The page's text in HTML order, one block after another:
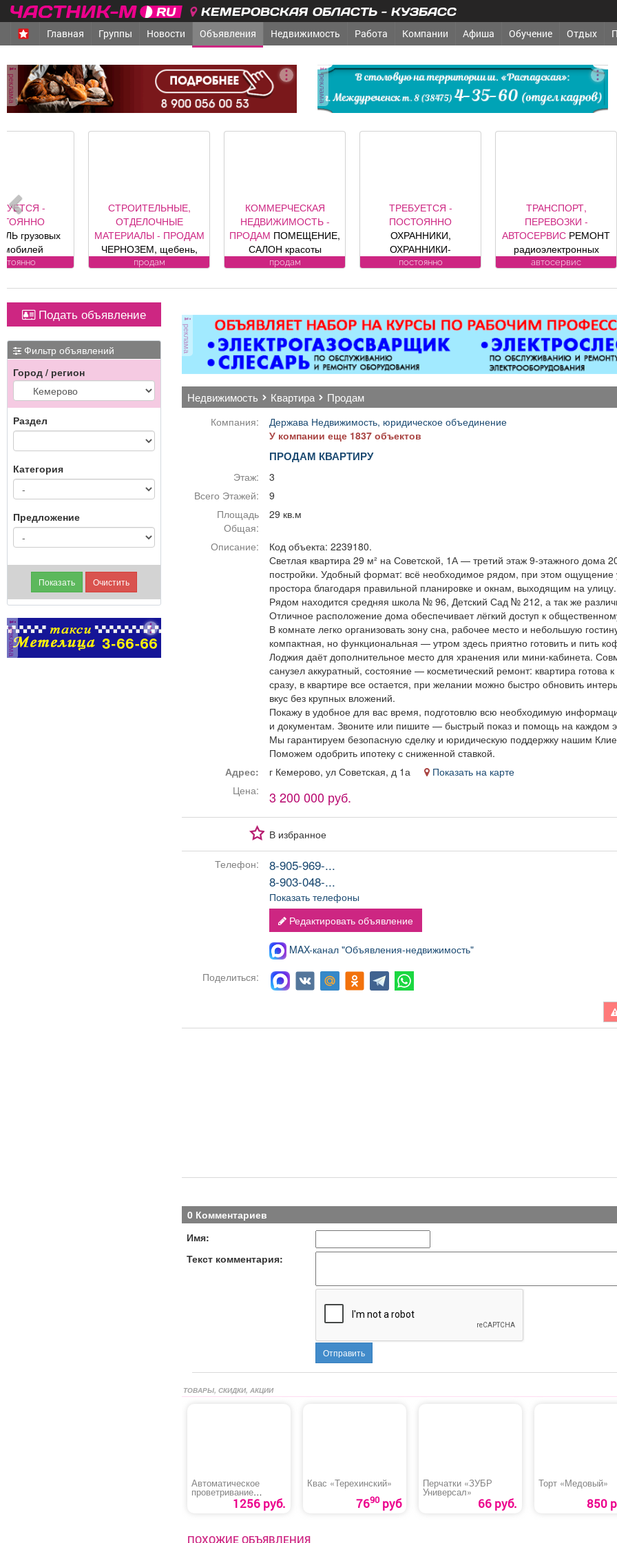
КЕМЕРОВСКАЯ ОБЛАСТЬ - КУЗБАСС
Главная Группы Новости Объявления Недвижимость Работа Компании Афиша Обучение Отдых
реклама реклама
СТРОИТЕЛЬНЫЕ,
ОТДЕЛОЧНЫЕ
МАТЕРИАЛЫ - ПРОДАМ
ЧЕРНОЗЕМ, щебень,
песок, уголь, торф,
другие под заказ,
возможна доставка.
Вывоз мусора.
КОММЕРЧЕСКАЯ
НЕДВИЖИМОСТЬ -
ПРОДАМПОМЕЩЕНИЕ,
САЛОН красоты
«Оазис», площадь 88, 8
Юдина, 1, хороший
оборудованием,
имеется парковка, торг
уместен.
ТРЕБУЕТСЯ -
ПОСТОЯННО
ОХРАННИКИ,
ОХРАННИКИ-
ВОДИТЕЛИ Требования
Условия:
ОХРАННИКИ 5 разряда,
з/п от 33000 руб. 6
разряда, з/п от 37000
руб. официальное
трудоустройство
полный соц. пакет ООО
ЧОП «Интерлок-Н»
ТРАНСПОРТ,
ПЕРЕВОЗКИ -
АВТОСЕРВИС
РЕМОНТ
радиоэлектронных
контроля, ЭБУ,
магнитол,
электроусилителей
руля,
многофункциональных
дисплеев, и многого
другого. Быстро,
ремонта определяется
замена,
Подать объявление
Фильтр объявлений
Город / регион
Раздел
Категория
Предложение
реклама
реклама
недвижимость квартира продам
Компания:
Держава Недвижимость, юридическое объединение
У компании еще 1837 объектов
ПРОДАМ КВАРТИРУ
Этаж:
3
Всего Этажей:
9
Площадь
Общая:
29 кв.м
Описание:
Код объекта: 2239180.
Светлая квартира 29 м² на Советской, 1А — третий этаж 9-этажного дома
постройки. Удобный формат: всё необходимое рядом, при этом ощущение
простора благодаря правильной планировке и окнам, выходящим на улицу.
Рядом находится средняя школа № 96, Детский Сад № 212, а так же
Отличное расположение дома обеспечивает лёгкий доступ к
В комнате легко организовать зону сна, рабочее место и небольшую
компактная, но функциональная — утром здесь приятно готовить и пить
Лоджия даёт дополнительное место для хранения или мини-кабинета.
санузел аккуратный, состояние — косметический ремонт: квартира готова
сразу, в квартире все остается, при желании можно быстро обновить
вкус без крупных вложений.
Покажу в удобное для вас время, подготовлю всю необходимую
и документам. Звоните или пишите — быстрый показ и помощь на каждом
Мы гарантируем безопасную сделку и юридическую поддержку нашим
Поможем одобрить ипотеку с сниженной ставкой.
Адрес:
г Кемерово, ул Советская, д 1а
Показать на карте
Цена:
3 200 000 руб.
В избранное
Телефон:
8-905-969-...
8-903-048-...
Показать телефоны
Редактировать объявление
MAX-канал "Объявления-недвижимость"
Поделиться:
0 Комментариев
Имя:
Текст комментария:
Отправить
ТОВАРЫ, СКИДКИ, АКЦИИ
Автоматическое
проветривание
теплицы
«Термопривод 300С»
1256 руб.
Квас «Терехинский»
7690руб
Перчатки «ЗУБР
Универсал»
66 руб.
Торт «Медовый»
850
ПОХОЖИЕ ОБЪЯВЛЕНИЯ